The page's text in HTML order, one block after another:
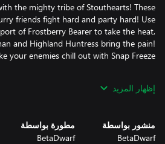
the mighty tribe of Stouthearts! These
friends fight hard and party hard! Use
of Frostberry Bearer to take the heat,
and Highland Huntress bring the pain!
victory!
إظهار المزيد
منشور بواسطة
BetaDwarf
مطورة بواسطة
BetaDwarf